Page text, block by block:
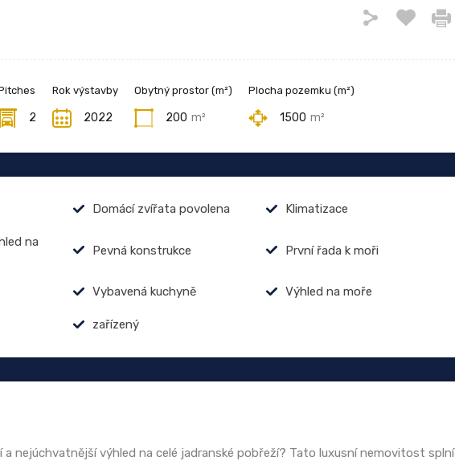
2
Rok výstavby
2022
Obytný prostor (m²)
200 m²
Plocha pozemku (m²)
1500 m²
Domácí zvířata povolena Klimatizace
na
Pevná konstrukce První řada k moři
Vybavená kuchyně Výhled na moře
zařízený
a nejúchvatnější výhled na celé jadranské pobřeží? Tato luxusní nemovitost splní